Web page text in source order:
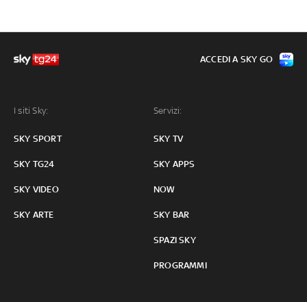
I siti Sky:
SKY SPORT
SKY TG24
SKY VIDEO
SKY ARTE
Servizi:
SKY TV
SKY APPS
NOW
SKY BAR
SPAZI SKY
PROGRAMMI
ACCEDI A SKY GO